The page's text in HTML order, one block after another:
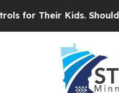
Kids. Should the US?